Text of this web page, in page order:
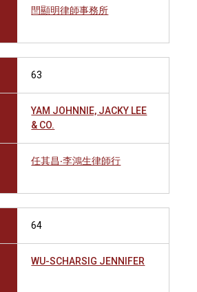
閆顯明律師事務所
63
YAM JOHNNIE, JACKY LEE
& CO.
任其昌‧李鴻生律師行
64
WU-SCHARSIG JENNIFER